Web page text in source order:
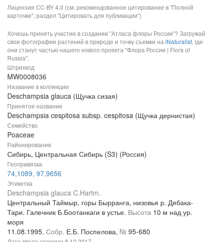
Лицензия CC-BY 4.0 (см. рекомендованное цитирование в "Полной
карточке", раздел "Цитировать для публикации")
Хочешь принять участие в создании "Атласа флоры России"? Загружай
свои фотографии растений в природе и точку съемки на iNaturalist, где
они станут частью нашего нового проекта "Флора России | Flora of
Russia".
Штрихкод
MW0008036
Название в коллекции
Deschampsia glauca (Щучка сизая)
Принятое название
Deschampsia cespitosa subsp. cespitosa (Щучка дернистая)
Семейство
Poaceae
Районирование
Сибирь, Центральная Сибирь (S3) (Россия)
Геопривязка
74,1089, 97,9656
Этикетка
Deschampsia glauca C.Hartm.
Центральный Таймыр, горы Бырранга, низовья р. Дябака-
Тари. Галечник Б.Боотанкаги в устье. Высота 10 м над ур.
моря
11.08.1995. Собр. Е.Б. Поспелова, № 95-680